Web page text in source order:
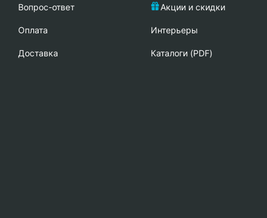
Вопрос-ответ
Oплата
Доставка
Акции и скидки
Интерьеры
Каталоги (PDF)